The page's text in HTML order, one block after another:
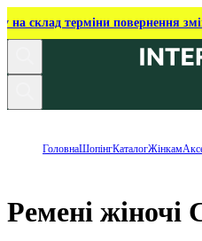
на склад терміни повернення
ГоловнаШопінгКаталогЖінкам
Ремені жіночі